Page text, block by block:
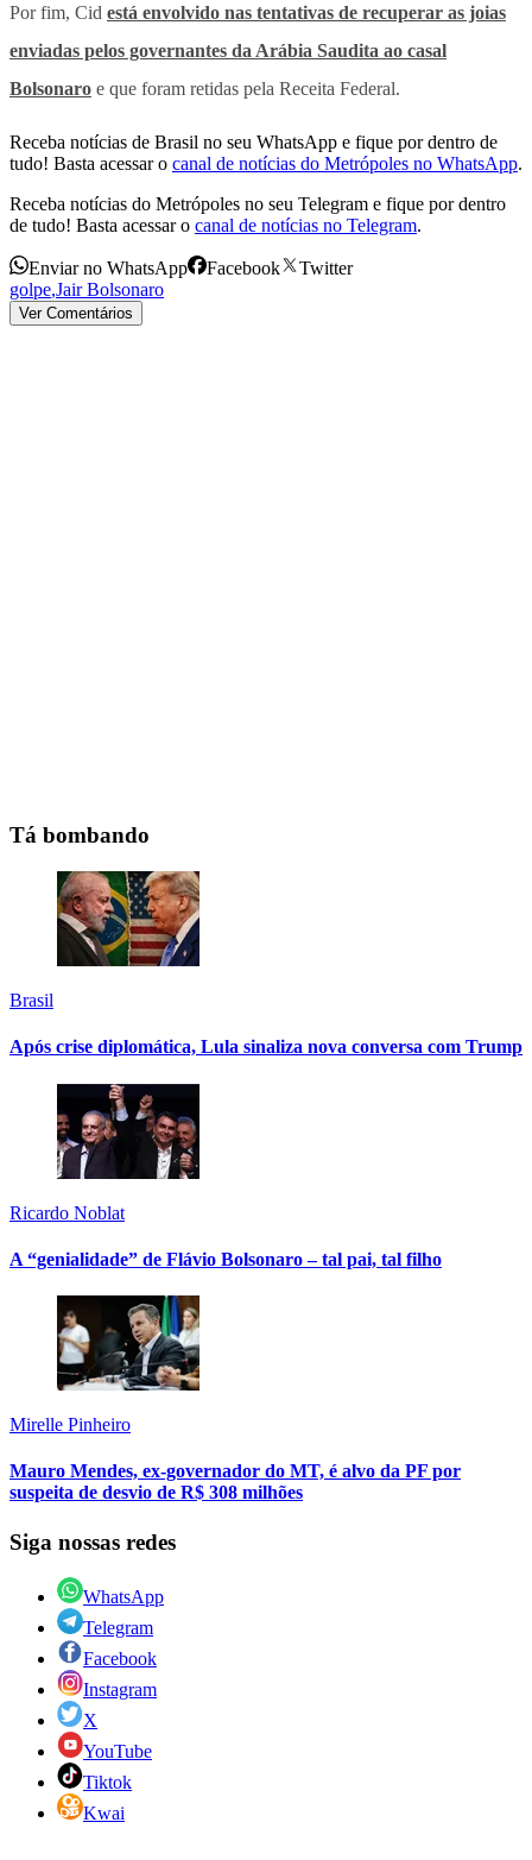
Por fim, Cid está envolvido nas tentativas de recuperar as joias
enviadas pelos governantes da Arábia Saudita ao casal
Bolsonaro e que foram retidas pela Receita Federal.
Receba notícias de Brasil no seu WhatsApp e fique por dentro de
tudo! Basta acessar o canal de notícias do Metrópoles no WhatsApp.
Receba notícias do Metrópoles no seu Telegram e fique por dentro
de tudo! Basta acessar o canal de notícias no Telegram.
Enviar no WhatsApp Facebook
Twitter
golpe,Jair Bolsonaro
Ver Comentários
Tá bombando
Brasil
Após crise diplomática, Lula sinaliza nova conversa com Trump
Ricardo Noblat
A “genialidade” de Flávio Bolsonaro – tal pai, tal filho
Mirelle Pinheiro
Mauro Mendes, ex-governador do MT, é alvo da PF por
suspeita de desvio de R$ 308 milhões
Siga nossas redes
WhatsApp
Telegram
Facebook
Instagram
X
YouTube
Tiktok
Kwai